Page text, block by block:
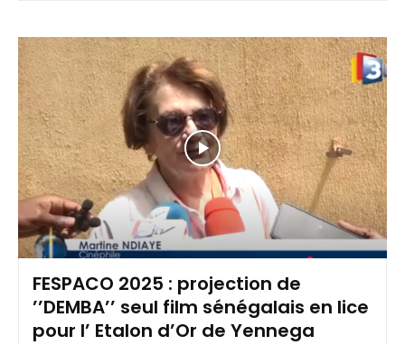
FESPACO 2025 : projection de
’’DEMBA’’ seul film sénégalais en lice
pour l’ Etalon d’Or de Yennega